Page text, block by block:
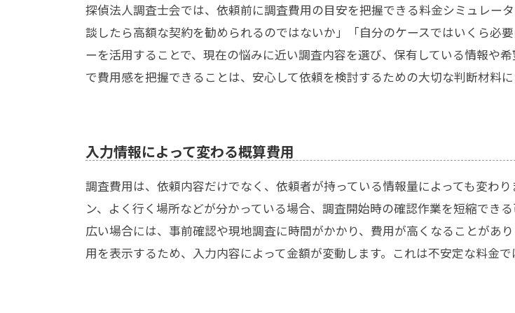
探偵法人調査士会では、依頼前に調査費用の目安を把握できる料金シミュレー
談したら高額な契約を勧められるのではないか」「自分のケースではいくら必
ーを活用することで、現在の悩みに近い調査内容を選び、保有している情報や
で費用感を把握できることは、安心して依頼を検討するための大切な判断材料に
入力情報によって変わる概算費用
調査費用は、依頼内容だけでなく、依頼者が持っている情報量によっても変わ
ン、よく行く場所などが分かっている場合、調査開始時の確認作業を短縮でき
広い場合には、事前確認や現地調査に時間がかかり、費用が高くなることがあ
用を表示するため、入力内容によって金額が変動します。これは不安定な料金